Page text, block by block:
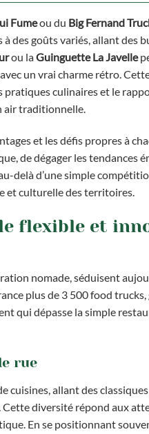
Fumeou du Big Fernand
des goûts variés, allant des
ou laGuinguette La Javelle
un vrai charme rétro.
pratiques culinaires et le
air traditionnelle.
et les défis propres à
de dégager les tendances
delà d’une simple
et culturelle des territoires.
flexible et
nomade, séduisent
plus de 3 500 food
qui dépasse la simple
rue
cuisines, allant des
Cette diversité répond aux
En se positionnant